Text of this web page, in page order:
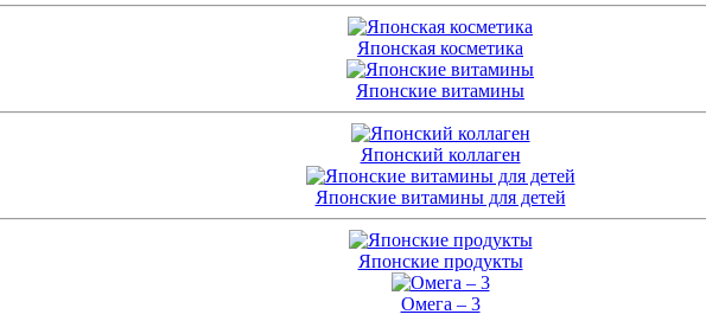
Японская косметика
Японские витамины
Японский коллаген
Японские витамины для детей
Японские продукты
Омега – 3